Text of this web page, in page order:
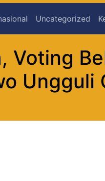
Uncategorized
Voting
Ungguli